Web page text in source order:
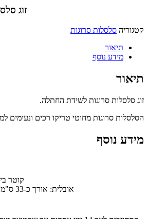
זוג
קטגוריה סלסלות סרוגות
תיאור
מידע נוסף
תיאור
זוג סלסלות סרוגות לשידת החתלה.
הסלסלות סרוגות מחוטי טריקו רכים ונעימים
מידע נוסף
קוטר
אובלית: אורך כ-33 ס"מ רוחב כ-15 ס"מ